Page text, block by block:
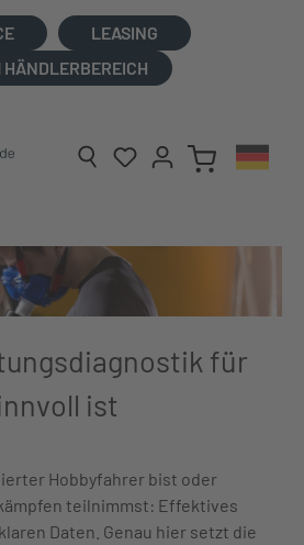
LEASING
HÄNDLERBEREICH
für
ist
Hobbyfahrer bist oder
teilnimmst: Effektives
Daten. Genau hier setzt die